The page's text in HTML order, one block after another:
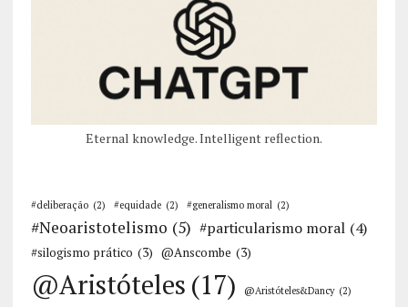
Eternal knowledge. Intelligent reflection.
#deliberação (2) #equidade (2) #generalismo moral (2)
#Neoaristotelismo (5) #particularismo moral (4)
#silogismo prático (3) @Anscombe (3)
@Aristóteles (17) @Aristóteles&Dancy (2)